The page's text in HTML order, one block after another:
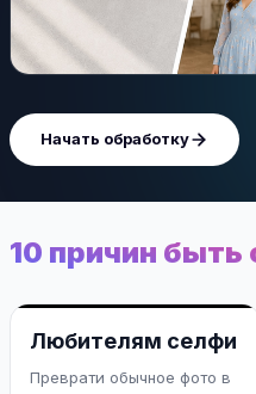
Начать обработку
10 причин быть
Любителям селфи
Преврати обычное фото в